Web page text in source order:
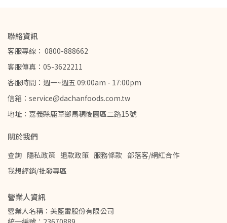
聯絡資訊
客服專線： 0800-888662
客服傳真：05-3622211
客服時間：週一~週五 09:00am - 17:00pm
信箱：service@dachanfoods.com.tw
地址：嘉義縣鹿草鄉馬稠後園區二路15號
關於我們
查詢 隱私政策 退款政策 服務條款 部落客/網紅合作
我想經銷/批發專區
營業人資訊
營業人名稱：美藍雷股份有限公司